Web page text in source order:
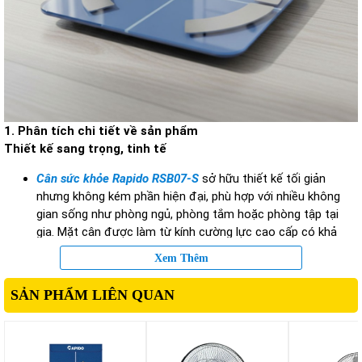
1. Phân tích chi tiết về sản phẩm
Thiết kế sang trọng, tinh tế
Cân sức khỏe Rapido RSB07-S sở hữu thiết kế tối giản
nhưng không kém phần hiện đại, phù hợp với nhiều không
gian sống như phòng ngủ, phòng tắm hoặc phòng tập tại
gia. Mặt cân được làm từ kính cường lực cao cấp có khả
năng chịu lực tốt, hạn chế trầy xước và đảm bảo độ bền
trong quá trình sử dụng lâu dài.
Bề mặt kính phẳng giúp việc vệ sinh trở nên dễ dàng hơn,
đồng thời tạo cảm giác chắc chắn khi đứng lên cân. Các
trẻ nhỏ.
Xem Thêm
SẢN PHẨM LIÊN QUAN